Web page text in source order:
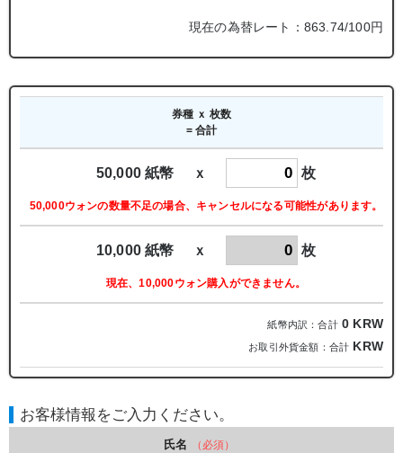
現在の為替レート：863.74/100円
券種 ｘ 枚数
= 合計
50,000 紙幣 ｘ 枚
50,000ウォンの数量不足の場合、キャンセルになる可能性があります。
10,000 紙幣 ｘ 枚
現在、10,000ウォン購入ができません。
紙幣内訳：合計 0 KRW
お取引外貨金額：合計 KRW
お客様情報をご入力ください。
氏名 （必須）